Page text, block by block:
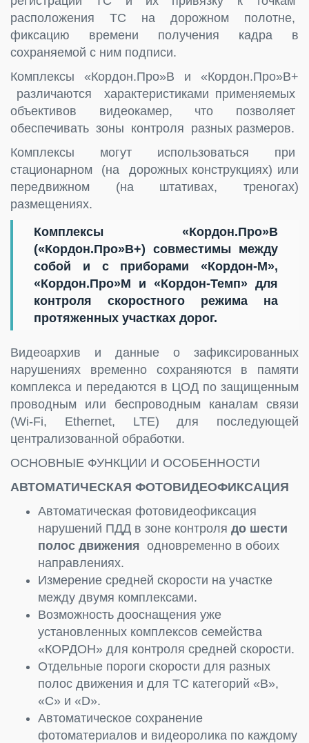
расположения ТС на дорожном полотне,
фиксацию времени получения кадра в
сохраняемой с ним подписи.
Комплексы «Кордон.Про»В и «Кордон.Про»В+
различаются характеристиками применяемых
объективов видеокамер, что позволяет
обеспечивать зоны контроля разных размеров.
Комплексы могут использоваться при
стационарном (на дорожных конструкциях) или
передвижном (на штативах, треногах)
размещениях.
Комплексы «Кордон.Про»В
(«Кордон.Про»В+) совместимы между
собой и с приборами «Кордон-М»,
«Кордон.Про»М и «Кордон-Темп» для
контроля скоростного режима на
протяженных участках дорог.
Видеоархив и данные о зафиксированных
нарушениях временно сохраняются в памяти
комплекса и передаются в ЦОД по защищенным
проводным или беспроводным каналам связи
(Wi-Fi, Ethernet, LTE) для последующей
централизованной обработки.
ОСНОВНЫЕ ФУНКЦИИ И ОСОБЕННОСТИ
АВТОМАТИЧЕСКАЯ ФОТОВИДЕОФИКСАЦИЯ
Автоматическая фотовидеофиксация
нарушений ПДД в зоне контроля до шести
полос движения одновременно в обоих
направлениях.
Измерение средней скорости на участке
между двумя комплексами.
Возможность дооснащения уже
установленных комплексов семейства
«КОРДОН» для контроля средней скорости.
Отдельные пороги скорости для разных
полос движения и для ТС категорий «В»,
«С» и «D».
Автоматическое сохранение
фотоматериалов и видеоролика по каждому